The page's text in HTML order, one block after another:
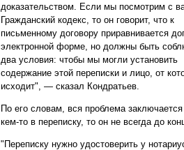
доказательством. Если мы посмотрим с
Гражданский кодекс, то он говорит, что к
письменному договору приравнивается
электронной форме, но должны быть
два условия: чтобы мы могли установить
содержание этой переписки и лицо, от
исходит", — сказал Кондратьев.
По его словам, вся проблема
кем-то в переписку, то он не всегда до
"Переписку нужно удостоверить у